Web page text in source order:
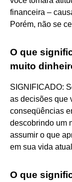
financeira –
Porém, não se
O que
muito
SIGNIFICADO:
as decisões que
conseqüências
descobrindo um
assumir o que
em sua vida
O que